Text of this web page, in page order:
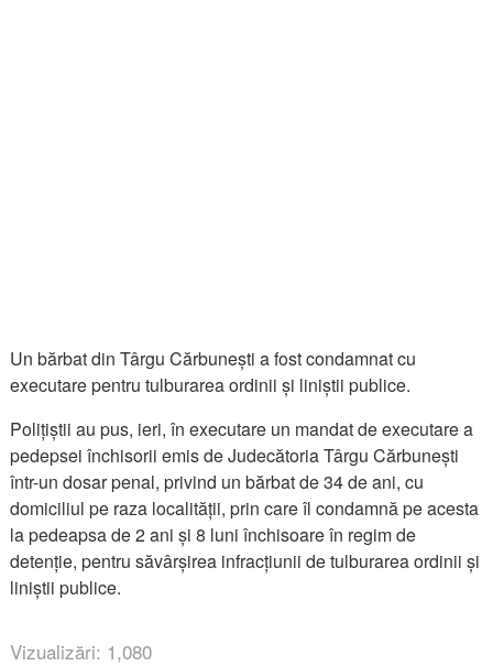
Un bărbat din Târgu Cărbunești a fost condamnat cu
executare pentru tulburarea ordinii și liniștii publice.
Polițiștii au pus, ieri, în executare un mandat de executare a
pedepsei închisorii emis de Judecătoria Târgu Cărbunești
într-un dosar penal, privind un bărbat de 34 de ani, cu
domiciliul pe raza localității, prin care îl condamnă pe acesta
la pedeapsa de 2 ani și 8 luni închisoare în regim de
detenție, pentru săvârșirea infracțiunii de tulburarea ordinii și
liniștii publice.
Vizualizări: 1,080